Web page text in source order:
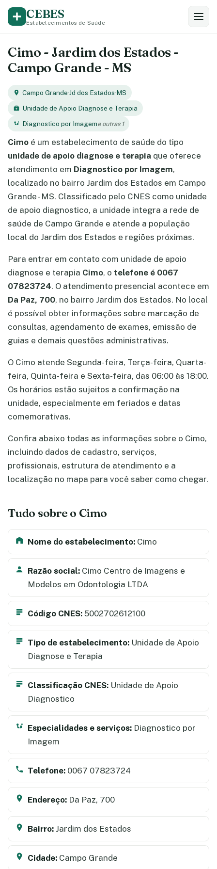
CEBES
Estabelecimentos de Saúde
Cimo - Jardim dos Estados -
Campo Grande - MS
Campo Grande·Jd dos Estados·MS
Unidade de Apoio Diagnose e Terapia
Diagnostico por Imageme outras 1
Cimo é um estabelecimento de saúde do tipo
unidade de apoio diagnose e terapia que oferece
atendimento em Diagnostico por Imagem,
localizado no bairro Jardim dos Estados em Campo
Grande - MS. Classificado pelo CNES como unidade
de apoio diagnostico, a unidade integra a rede de
saúde de Campo Grande e atende a população
local do Jardim dos Estados e regiões próximas.
Para entrar em contato com unidade de apoio
diagnose e terapia Cimo, o telefone é 0067
07823724. O atendimento presencial acontece em
Da Paz, 700, no bairro Jardim dos Estados. No local
é possível obter informações sobre marcação de
consultas, agendamento de exames, emissão de
guias e demais questões administrativas.
O Cimo atende Segunda-feira, Terça-feira, Quarta-
feira, Quinta-feira e Sexta-feira, das 06:00 às 18:00.
Os horários estão sujeitos a confirmação na
unidade, especialmente em feriados e datas
comemorativas.
Confira abaixo todas as informações sobre o Cimo,
incluindo dados de cadastro, serviços,
profissionais, estrutura de atendimento e a
localização no mapa para você saber como chegar.
Tudo sobre o Cimo
Nome do estabelecimento: Cimo
Razão social: Cimo Centro de Imagens e
Modelos em Odontologia LTDA
Código CNES: 5002702612100
Tipo de estabelecimento: Unidade de Apoio
Diagnose e Terapia
Classificação CNES: Unidade de Apoio
Diagnostico
Especialidades e serviços: Diagnostico por
Imagem
Telefone: 0067 07823724
Endereço: Da Paz, 700
Bairro: Jardim dos Estados
Cidade: Campo Grande